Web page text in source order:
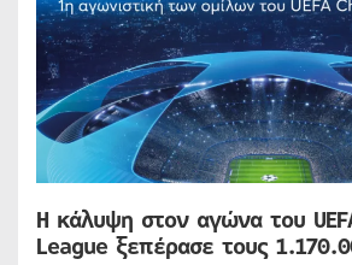
Η κάλυψη στον αγώνα του
League ξεπέρασε τους